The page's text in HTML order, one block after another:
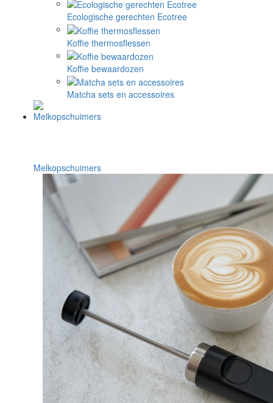
Ecologische gerechten Ecotree
Koffie thermosflessen
Koffie bewaardozen
Matcha sets en accessoires
Melkopschuimers